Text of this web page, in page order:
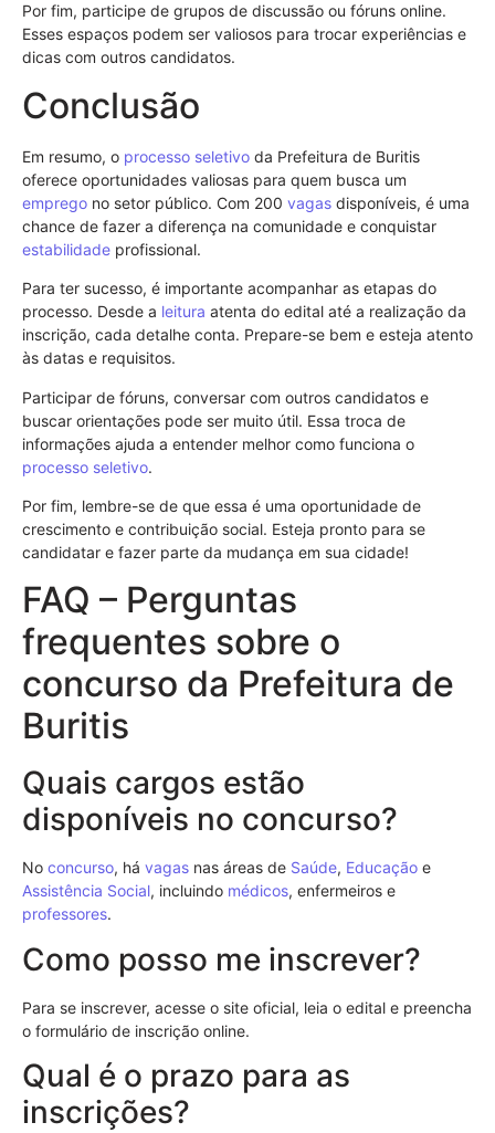
Por fim, participe de grupos de discussão ou fóruns online.
Esses espaços podem ser valiosos para trocar experiências e
dicas com outros candidatos.
Conclusão
Em resumo, o processo seletivo da Prefeitura de Buritis
oferece oportunidades valiosas para quem busca um
emprego no setor público. Com 200 vagas disponíveis, é uma
chance de fazer a diferença na comunidade e conquistar
estabilidade profissional.
Para ter sucesso, é importante acompanhar as etapas do
processo. Desde a leitura atenta do edital até a realização da
inscrição, cada detalhe conta. Prepare-se bem e esteja atento
às datas e requisitos.
Participar de fóruns, conversar com outros candidatos e
buscar orientações pode ser muito útil. Essa troca de
informações ajuda a entender melhor como funciona o
processo seletivo.
Por fim, lembre-se de que essa é uma oportunidade de
crescimento e contribuição social. Esteja pronto para se
candidatar e fazer parte da mudança em sua cidade!
FAQ – Perguntas
frequentes sobre o
concurso da Prefeitura de
Buritis
Quais cargos estão
disponíveis no concurso?
No concurso, há vagas nas áreas de Saúde, Educação e
Assistência Social, incluindo médicos, enfermeiros e
professores.
Como posso me inscrever?
Para se inscrever, acesse o site oficial, leia o edital e preencha
o formulário de inscrição online.
Qual é o prazo para as
inscrições?